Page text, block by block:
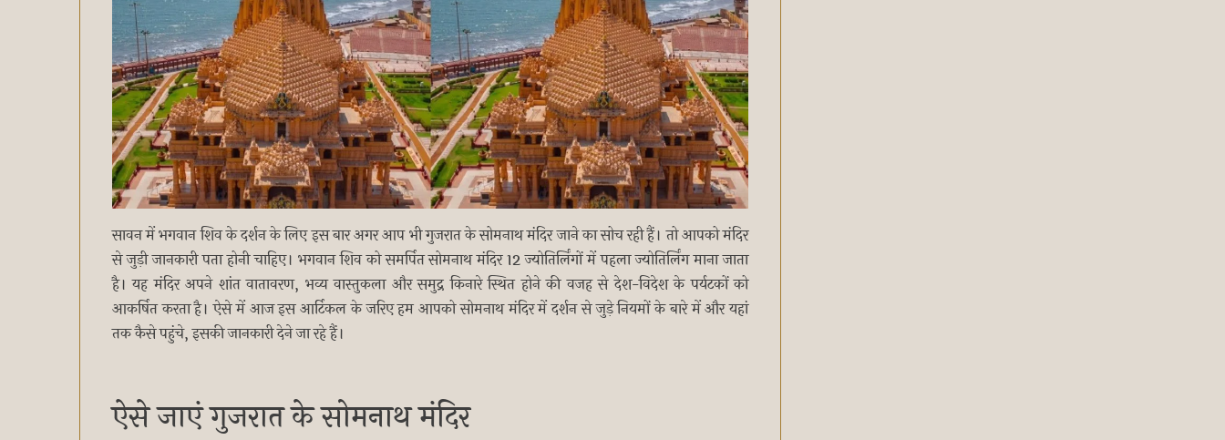
सावन में भगवान शिव के दर्शन के लिए इस बार अगर आप भी गुजरात के सोमनाथ मंदिर जाने का सोच रही हैं। तो आपको मंदिर
से जुड़ी जानकारी पता होनी चाहिए। भगवान शिव को समर्पित सोमनाथ मंदिर 12 ज्योतिर्लिंगों में पहला ज्योतिर्लिंग माना जाता
है। यह मंदिर अपने शांत वातावरण, भव्य वास्तुकला और समुद्र किनारे स्थित होने की वजह से देश-विदेश के पर्यटकों को
आकर्षित करता है। ऐसे में आज इस आर्टिकल के जरिए हम आपको सोमनाथ मंदिर में दर्शन से जुड़े नियमों के बारे में और यहां
तक कैसे पहुंचे, इसकी जानकारी देने जा रहे हैं।
ऐसे जाएं गुजरात के सोमनाथ मंदिर